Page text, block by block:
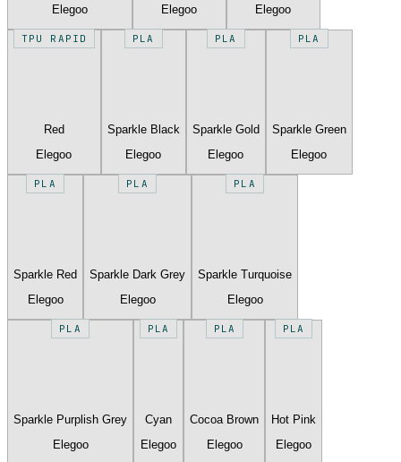
Elegoo
Elegoo
Elegoo
TPU RAPID
Red
Elegoo
PLA
Sparkle Black
Elegoo
PLA
Sparkle Gold
Elegoo
PLA
Sparkle Green
Elegoo
PLA
Sparkle Red
Elegoo
PLA
Sparkle Dark Grey
Elegoo
PLA
Sparkle Turquoise
Elegoo
PLA
Sparkle Purplish Grey
Elegoo
PLA
Cyan
Elegoo
PLA
Cocoa Brown
Elegoo
PLA
Hot Pink
Elegoo